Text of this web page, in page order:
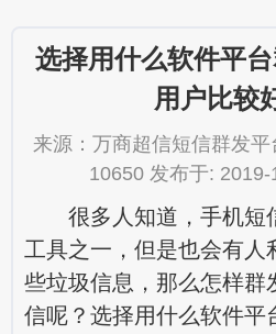
选择用什么软件平
用户比较
来源：万商超信短信群发平
10650 发布于:
很多人知道，手机短
工具之一，但是也会有人
些垃圾信息，那么怎样群
信呢？选择用什么软件平